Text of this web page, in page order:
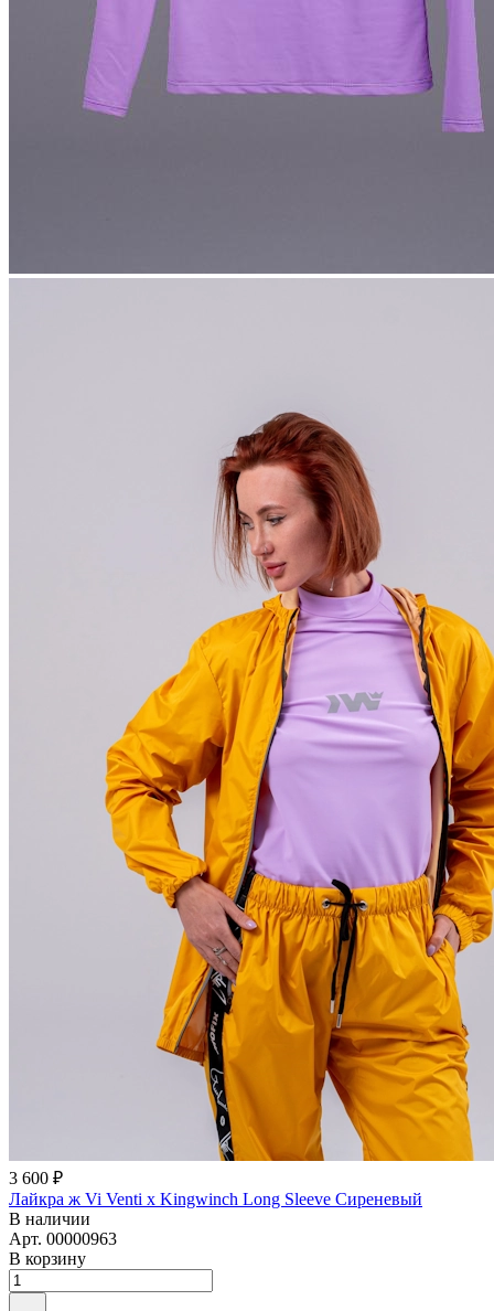
3 600 ₽
Лайкра ж Vi Venti x Kingwinch Long Sleeve Сиреневый
В наличии
Арт. 00000963
В корзину